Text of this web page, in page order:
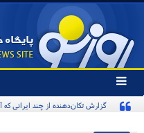
تغییر
وضعیت
منوی
گزارش تکان‌دهنده از چند ایرانی که